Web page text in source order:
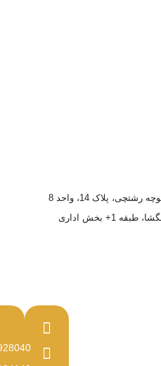
پلاک 14، واحد 8
1+ بخش اداری